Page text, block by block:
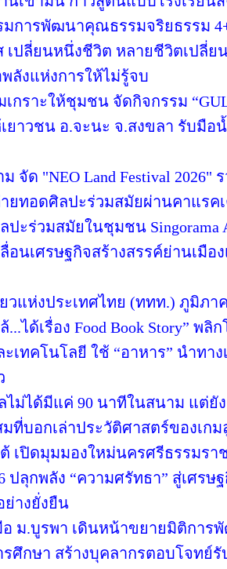
การพัฒนาคุณธรรมจริยธรรม
เปลี่ยนหนึ่งชีวิต หลายชีวิตเปลี่ย
ลังแห่งการให้ไม่รู้จบ
เกราะให้ชุมชน จัดกิจกรรม
ยาวชน อ.จะนะ จ.สงขลา รับมือ
จัด "NEO Land Festival 2026"
ยทอดศิลปะร่วมสมัยผ่านคาแรค
ปะร่วมสมัยในชุมชน Singorama
อนเศรษฐกิจสร้างสรรค์ย่านเมือ
วแห่งประเทศไทย (ททท.) ภูมิภ
...ได้เรื่อง Food Book Story” พ
เทคโนโลยี ใช้ “อาหาร” นำทาง
ม่ได้มีแค่ 90 นาทีในสนาม แต่ยัง
ที่บอกเล่าประวัติศาสตร์ของเก
เปิดมุมมองใหม่นครศรีธรรมรา
ปลุกพลัง “ความศรัทธา” สู่เศร
างยั่งยืน
อ ม.บูรพา เดินหน้าขยายมิติกา
ศึกษา สร้างบุคลากรตอบโจทย์